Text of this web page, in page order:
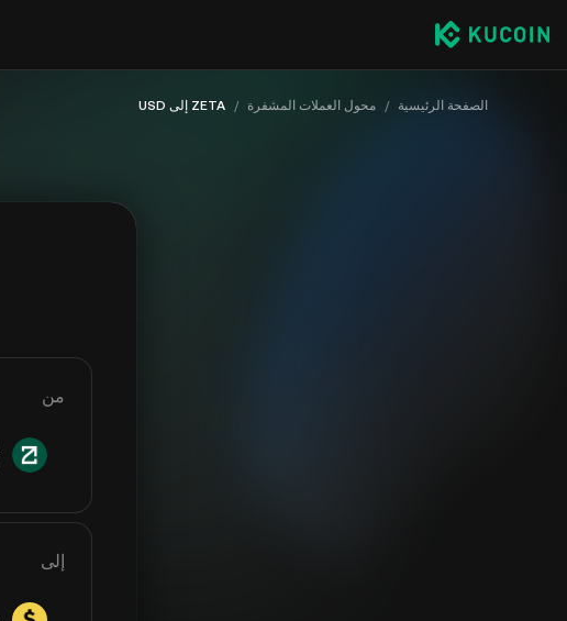
الصفحة الرئيسية / محول العملات المشفرة / ZETA إلى USD
من
إلى